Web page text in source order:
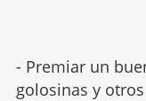
- Premiar un
golosinas y